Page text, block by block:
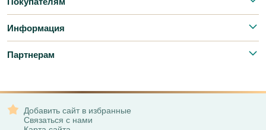
Информация
Партнерам
Добавить сайт в избранные
Связаться с нами